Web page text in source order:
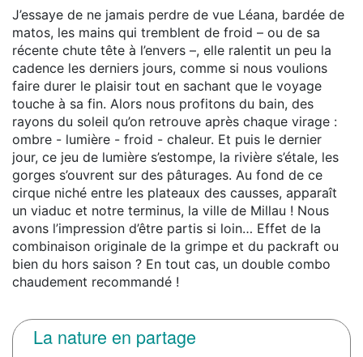
J’essaye de ne jamais perdre de vue Léana, bardée de
matos, les mains qui tremblent de froid – ou de sa
récente chute tête à l’envers –, elle ralentit un peu la
cadence les derniers jours, comme si nous voulions
faire durer le plaisir tout en sachant que le voyage
touche à sa fin. Alors nous profitons du bain, des
rayons du soleil qu’on retrouve après chaque virage :
ombre - lumière - froid - chaleur. Et puis le dernier
jour, ce jeu de lumière s’estompe, la rivière s’étale, les
gorges s’ouvrent sur des pâturages. Au fond de ce
cirque niché entre les plateaux des causses, apparaît
un viaduc et notre terminus, la ville de Millau ! Nous
avons l’impression d’être partis si loin… Effet de la
combinaison originale de la grimpe et du packraft ou
bien du hors saison ? En tout cas, un double combo
chaudement recommandé !
La nature en partage